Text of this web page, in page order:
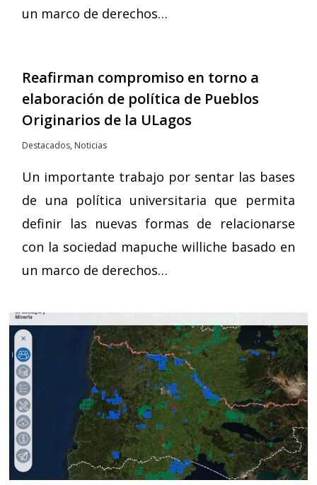
un marco de derechos…
Reafirman compromiso en torno a
elaboración de política de Pueblos
Originarios de la ULagos
Destacados, Noticias
Un importante trabajo por sentar las bases
de una política universitaria que permita
definir las nuevas formas de relacionarse
con la sociedad mapuche williche basado en
un marco de derechos…